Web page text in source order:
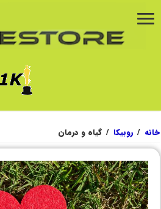
خانه / روبیکا / گیاه و درمان